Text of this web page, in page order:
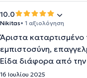
10.0
Nikitas• 1 αξιολόγηση
Άριστα
εμπιστοσύνη,
Είδα διάφορα από
16 Ιουλίου 2025